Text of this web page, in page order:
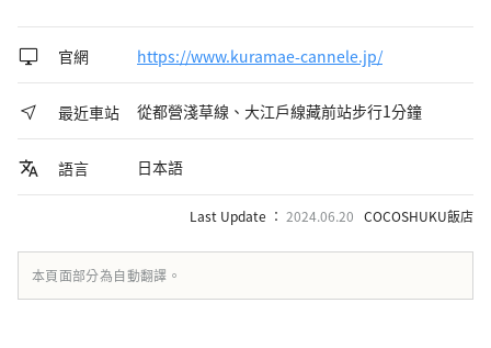
官網 https://www.kuramae-cannele.jp/
最近車站 從都營淺草線、大江戶線藏前站步行1分鐘
語言 日本語
Last Update ： 2024.06.20 COCOSHUKU飯店
本頁面部分為自動翻譯。